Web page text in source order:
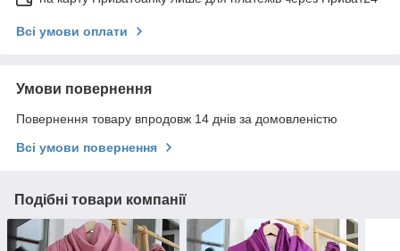
Всі умови оплати
Умови повернення
Повернення товару впродовж 14 днів за домовленістю
Всі умови повернення
Подібні товари компанії